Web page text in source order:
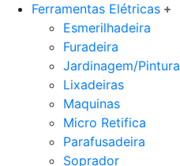
Ferramentas Elétricas
Esmerilhadeira
Furadeira
Jardinagem/Pintura
Lixadeiras
Maquinas
Micro Retifica
Parafusadeira
Soprador